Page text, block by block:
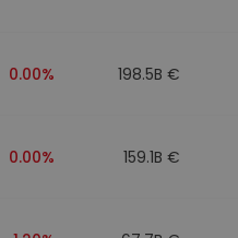
0.00% 198.5B €
0.00% 159.1B €